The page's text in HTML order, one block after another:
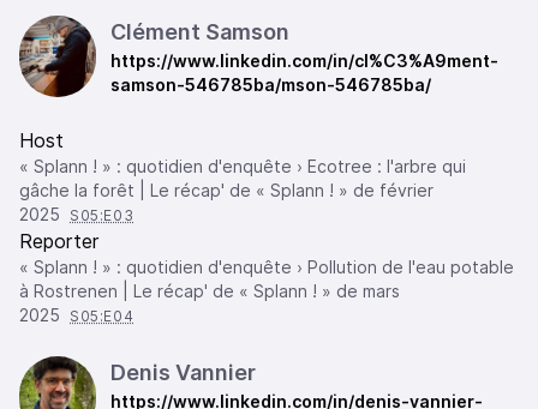
Clément Samson
https://www.linkedin.com/in/cl%C3%A9ment-
samson-546785ba/mson-546785ba/
Host
« Splann ! » : quotidien d'enquête › Ecotree : l'arbre qui
gâche la forêt | Le récap' de « Splann ! » de février
2025
S05:E03
Reporter
« Splann ! » : quotidien d'enquête › Pollution de l'eau potable
à Rostrenen | Le récap' de « Splann ! » de mars
2025
S05:E04
Denis Vannier
https://www.linkedin.com/in/denis-vannier-